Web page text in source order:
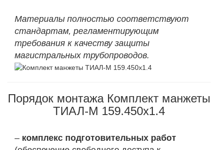
Материалы полностью соответствуют
стандартам, регламентирующим
требования к качеству защиты
магистральных трубопроводов.
Порядок монтажа Комплект манжеты
ТИАЛ-М 159.450х1.4
– комплекс подготовительных работ